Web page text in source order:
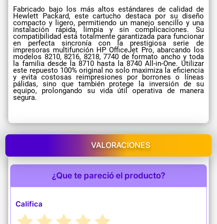
Fabricado bajo los más altos estándares de calidad de
Hewlett Packard, este cartucho destaca por su diseño
compacto y ligero, permitiendo un manejo sencillo y una
instalación rápida, limpia y sin complicaciones. Su
compatibilidad está totalmente garantizada para funcionar
en perfecta sincronía con la prestigiosa serie de
impresoras multifunción HP OfficeJet Pro, abarcando los
modelos 8210, 8216, 8218, 7740 de formato ancho y toda
la familia desde la 8710 hasta la 8740 All-in-One. Utilizar
este repuesto 100% original no solo maximiza la eficiencia
y evita costosas reimpresiones por borrones o líneas
pálidas, sino que también protege la inversión de su
equipo, prolongando su vida útil operativa de manera
segura.
VALORACIONES
¿Que te pareció el producto?
Califica